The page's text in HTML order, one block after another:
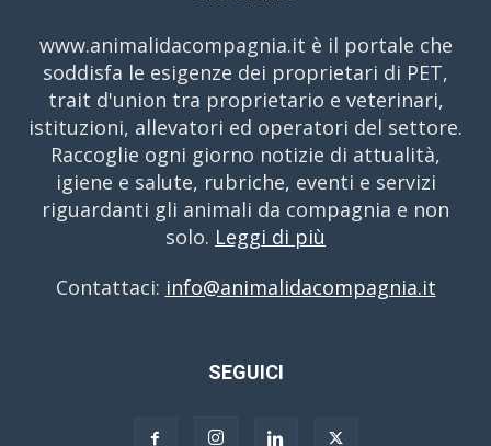
www.animalidacompagnia.it è il portale che
soddisfa le esigenze dei proprietari di PET,
trait d'union tra proprietario e veterinari,
istituzioni, allevatori ed operatori del settore.
Raccoglie ogni giorno notizie di attualità,
igiene e salute, rubriche, eventi e servizi
riguardanti gli animali da compagnia e non
solo. Leggi di più
Contattaci: info@animalidacompagnia.it
SEGUICI